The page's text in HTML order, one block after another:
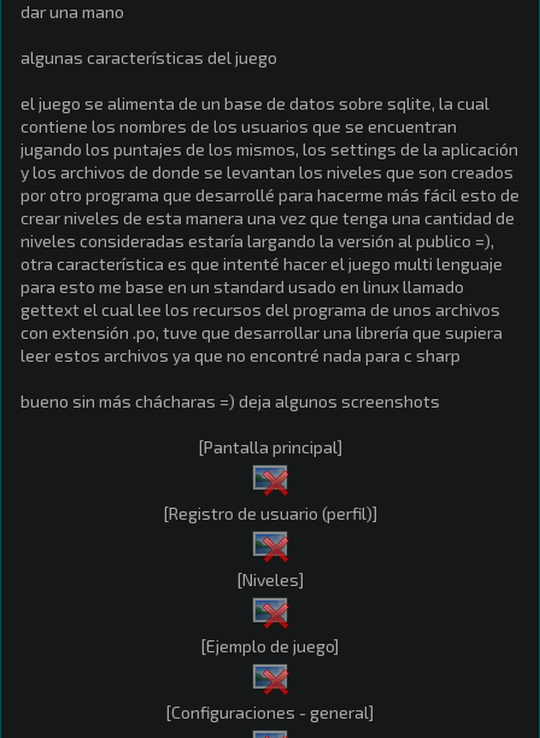
dar una mano
algunas características del juego
el juego se alimenta de un base de datos sobre sqlite, la cual
contiene los nombres de los usuarios que se encuentran
jugando los puntajes de los mismos, los settings de la aplicación
y los archivos de donde se levantan los niveles que son creados
por otro programa que desarrollé para hacerme más fácil esto de
crear niveles de esta manera una vez que tenga una cantidad de
niveles consideradas estaría largando la versión al publico =),
otra característica es que intenté hacer el juego multi lenguaje
para esto me base en un standard usado en linux llamado
gettext el cual lee los recursos del programa de unos archivos
con extensión .po, tuve que desarrollar una librería que supiera
leer estos archivos ya que no encontré nada para c sharp
bueno sin más chácharas =) deja algunos screenshots
[Pantalla principal]
[Registro de usuario (perfil)]
[Niveles]
[Ejemplo de juego]
[Configuraciones - general]